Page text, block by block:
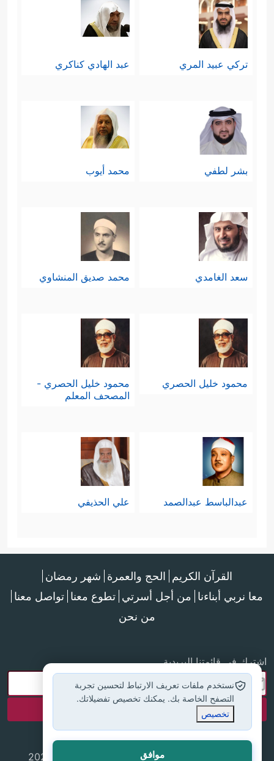
تركي عبيد المري عبد الهادي كناكري
بشر لطفي محمد أيوب
سعد الغامدي محمد صديق المنشاوي
محمود خليل الحصري
محمود خليل الحصري -
المصحف المعلم
عبدالباسط عبدالصمد علي الحذيفي
القرآن الكريم الحج والعمرة شهر رمضان
معا نربي أبناءنا من أجل أسرتي تطوع معنا تواصل معنا
من نحن
اشترك في قائمتنا البريدية
جميع الحقوق محفوظة لموقع إسلام أون لاين © 2025
نستخدم ملفات تعريف الارتباط لتحسين تجربة
التصفح الخاصة بك. يمكنك تخصيص تفضيلاتك.
تخصيص
موافق